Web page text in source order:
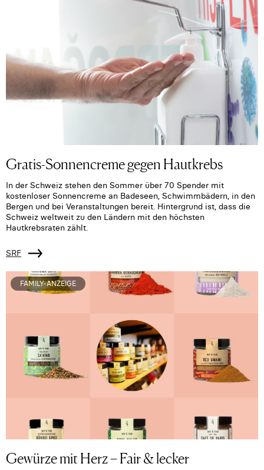
Gratis-Sonnencreme gegen Hautkrebs
In der Schweiz stehen den Sommer über 70 Spender mit
kostenloser Sonnencreme an Badeseen, Schwimmbädern, in den
Bergen und bei Veranstaltungen bereit. Hintergrund ist, dass die
Schweiz weltweit zu den Ländern mit den höchsten
Hautkrebsraten zählt.
SRF
FAMILY-ANZEIGE
Gewürze mit Herz – Fair & lecker